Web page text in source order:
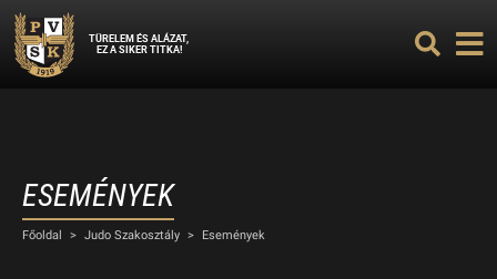
TÜRELEM ÉS ALÁZAT,
EZ A SIKER TITKA!
ESEMÉNYEK
Főoldal > Judo Szakosztály > Események